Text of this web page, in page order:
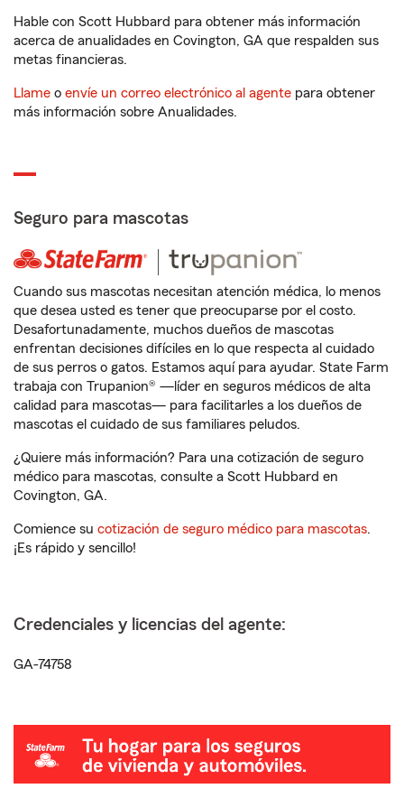
Hable con Scott Hubbard para obtener más información
acerca de anualidades en Covington, GA que respalden sus
metas financieras.
Llame o envíe un correo electrónico al agente para obtener
más información sobre Anualidades.
Seguro para mascotas
Cuando sus mascotas necesitan atención médica, lo menos
que desea usted es tener que preocuparse por el costo.
Desafortunadamente, muchos dueños de mascotas
enfrentan decisiones difíciles en lo que respecta al cuidado
de sus perros o gatos. Estamos aquí para ayudar. State Farm
trabaja con Trupanion® —líder en seguros médicos de alta
calidad para mascotas— para facilitarles a los dueños de
mascotas el cuidado de sus familiares peludos.
¿Quiere más información? Para una cotización de seguro
médico para mascotas, consulte a Scott Hubbard en
Covington, GA.
Comience su cotización de seguro médico para mascotas.
¡Es rápido y sencillo!
Credenciales y licencias del agente:
GA-74758